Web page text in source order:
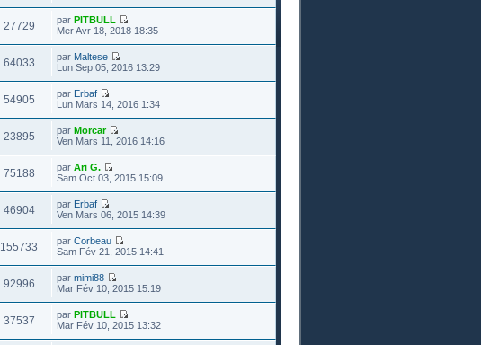
27729 par PITBULL
Mer Avr 18, 2018 18:35
64033 par Maltese
Lun Sep 05, 2016 13:29
54905 par Erbaf
Lun Mars 14, 2016 1:34
23895 par Morcar
Ven Mars 11, 2016 14:16
75188 par Ari G.
Sam Oct 03, 2015 15:09
46904 par Erbaf
Ven Mars 06, 2015 14:39
155733 par Corbeau
Sam Fév 21, 2015 14:41
92996 par mimi88
Mar Fév 10, 2015 15:19
37537 par PITBULL
Mar Fév 10, 2015 13:32